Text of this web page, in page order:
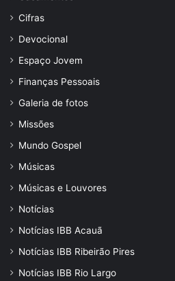
Cifras
Devocional
Espaço Jovem
Finanças Pessoais
Galeria de fotos
Missões
Mundo Gospel
Músicas
Músicas e Louvores
Notícias
Notícias IBB Acauã
Notícias IBB Ribeirão Pires
Notícias IBB Rio Largo